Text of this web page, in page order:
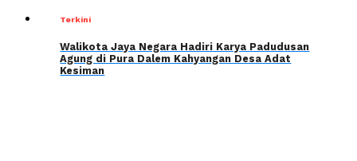
Terkini
Walikota Jaya Negara Hadiri Karya Padudusan
Agung di Pura Dalem Kahyangan Desa Adat
Kesiman